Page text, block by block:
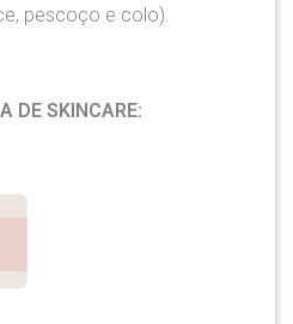
pescoço e colo).
DE SKINCARE: